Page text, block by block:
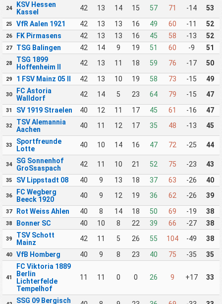
24
KSV Hessen
Kassel
42 13 14 15 57 71 -14 53
25 VfR Aalen 1921 42 13 13 16 49 60 -11 52
26 FK Pirmasens 42 13 13 16 45 58 -13 52
27 TSG Balingen 42 14 9 19 51 60 -9 51
28
TSG 1899
Hoffenheim II
42 13 11 18 59 76 -17 50
29 1 FSV Mainz 05 II 42 13 10 19 58 73 -15 49
30
FC Astoria
Walldorf
42 14 5 23 64 79 -15 47
31 SV 1919 Straelen 40 12 11 17 45 61 -16 47
32
TSV Alemannia
Aachen
40 11 12 17 35 48 -13 45
33
Sportfreunde
Lotte
40 10 14 16 47 72 -25 44
34
SG Sonnenhof
GroSsaspach
42 11 10 21 52 75 -23 43
35 SV Lippstadt 08 40 9 13 18 37 63 -26 40
36
FC Wegberg
Beeck 1920
40 9 12 19 36 62 -26 39
37 Rot Weiss Ahlen 40 8 14 18 50 69 -19 38
38 Bonner SC 40 10 8 22 39 66 -27 38
39
TSV Schott
Mainz
42 11 5 26 55 104 -49 38
40 VfB Homberg 40 9 8 23 40 75 -35 35
41
FC Viktoria 1889
Berlin
Lichterfelde
Tempelhof
11 11 0 0 26 9 +17 33
SSG 09 Bergisch